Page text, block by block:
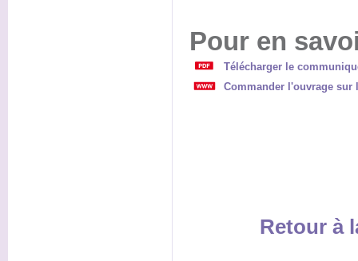
Pour en
Télécharger le
Commander l'ouvrage sur
Retour à